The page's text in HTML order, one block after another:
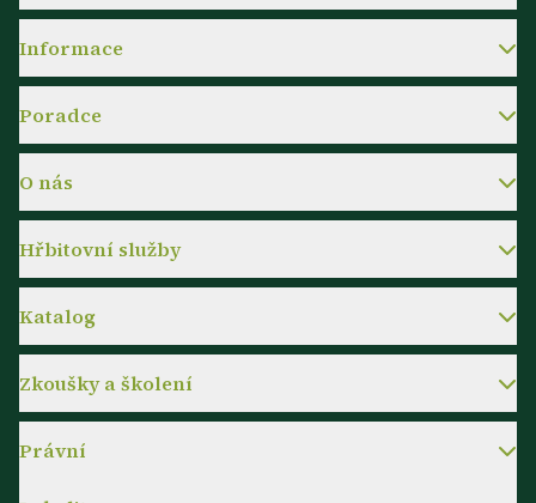
Informace
Poradce
O nás
Hřbitovní služby
Katalog
Zkoušky a školení
Právní